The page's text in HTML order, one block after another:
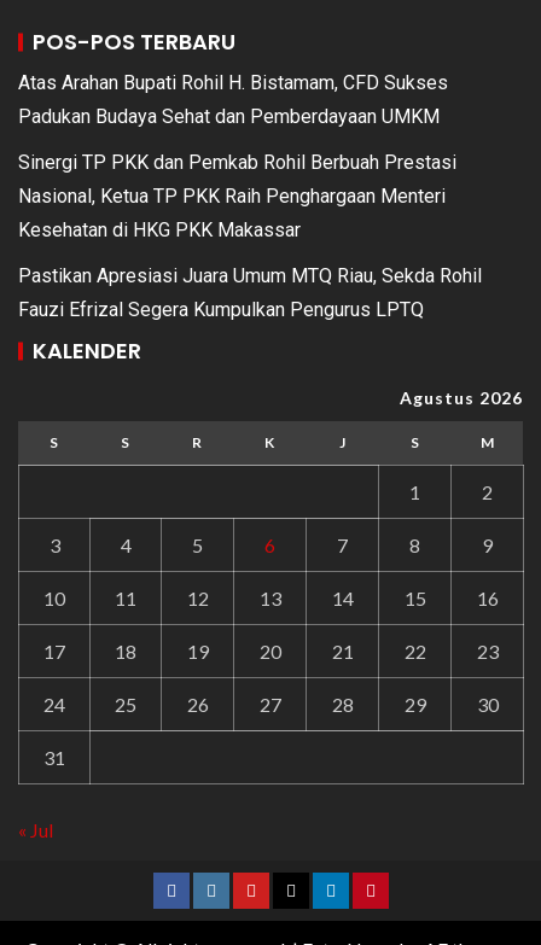
POS-POS TERBARU
Atas Arahan Bupati Rohil H. Bistamam, CFD Sukses
Padukan Budaya Sehat dan Pemberdayaan UMKM
Sinergi TP PKK dan Pemkab Rohil Berbuah Prestasi
Nasional, Ketua TP PKK Raih Penghargaan Menteri
Kesehatan di HKG PKK Makassar
Pastikan Apresiasi Juara Umum MTQ Riau, Sekda Rohil
Fauzi Efrizal Segera Kumpulkan Pengurus LPTQ
KALENDER
Agustus 2026
S S R K J S M
1 2
3 4 5 6 7 8 9
10 11 12 13 14 15 16
17 18 19 20 21 22 23
24 25 26 27 28 29 30
31
« Jul